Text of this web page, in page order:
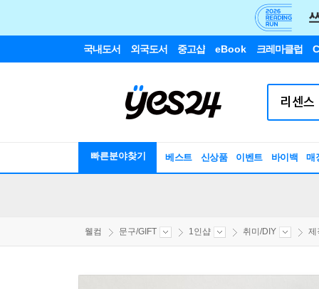
국내도서 외국도서 중고샵 eBook 크레마클럽
빠른분야찾기 베스트 신상품 이벤트 바이백 매
웰컴 문구/GIFT 1인샵 취미/DIY 제